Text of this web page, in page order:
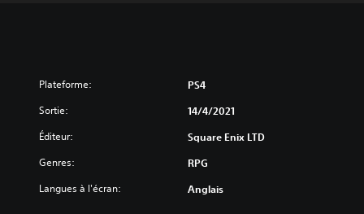
Plateforme: PS4
Sortie: 14/4/2021
Éditeur: Square Enix LTD
Genres: RPG
Langues à l'écran: Anglais